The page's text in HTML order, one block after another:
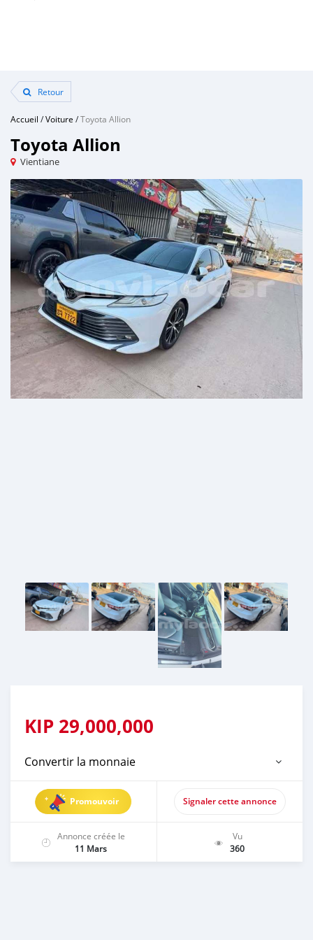
Retour
Accueil /Voiture /Toyota Allion
Toyota Allion
Vientiane
KIP 29,000,000
Convertir la monnaie
Promouvoir Signaler cette annonce
Annonce créée le
11 Mars
Vu
360